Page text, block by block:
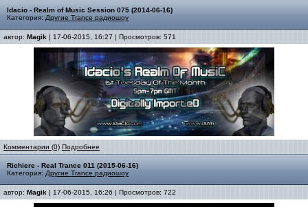
Idacio - Realm of Music Session 075 (2014-06-16)
Категория: Другие Trance радиошоу
автор: Magik | 17-06-2015, 16:27 | Просмотров: 571
Комментарии (0) Подробнее
Richiere - Real Trance 011 (2015-06-16)
Категория: Другие Trance радиошоу
автор: Magik | 17-06-2015, 16:26 | Просмотров: 722